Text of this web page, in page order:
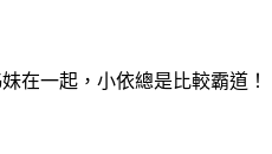
在一起，小依總是比較霸道！